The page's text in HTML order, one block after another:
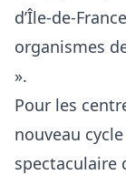
d’Île-de-
organismes
».
Pour les
nouveau
spectaculaire